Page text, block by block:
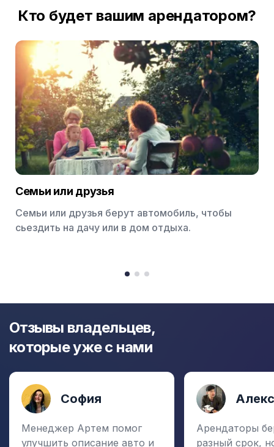
Кто будет вашим арендатором?
Семьи или друзья
Семьи или друзья берут автомобиль, чтобы
сьездить на дачу или в дом отдыха.
item
itemitem
3
Отзывы владельцев,
которые уже с нами
София
Менеджер Артем помог
улучшить описание авто и
Арендаторы
разный срок,